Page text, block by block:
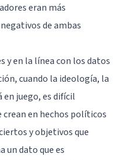
eran más
de ambas
y en la línea con los datos
cuando la ideología, la
juego, es difícil
crean en hechos políticos
y objetivos que
un dato que es